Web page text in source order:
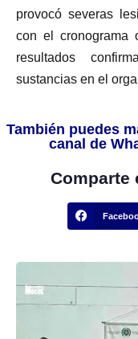
provocó severas
con el cronograma
resultados
sustancias en el
También puedes
canal de
Comparte